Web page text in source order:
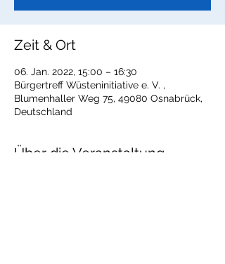
Zeit & Ort
06. Jan. 2022, 15:00 – 16:30
Bürgertreff Wüsteninitiative e. V. ,
Blumenhaller Weg 75, 49080 Osnabrück,
Deutschland
Über die Veranstaltung